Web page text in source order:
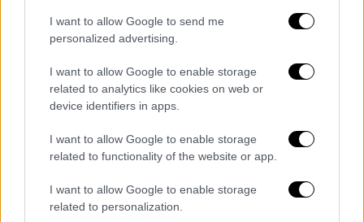
I want to allow Google to send me
personalized advertising.
I want to allow Google to enable storage
related to analytics like cookies on web or
device identifiers in apps.
I want to allow Google to enable storage
related to functionality of the website or app.
I want to allow Google to enable storage
related to personalization.
Πολιτισμός |25.09.2019 15:05
Τα 54α «Δημήτρια» με το πολιτικό
αποτύπωμα Μπουτάρη
Με σημείο αναφοράς τον Λευκό Πύργο
ξεκινούν το Σάββατο 28 Σεπτεμβρίου οι
εκδηλώσεις του Δήμου Θεσσαλονίκης